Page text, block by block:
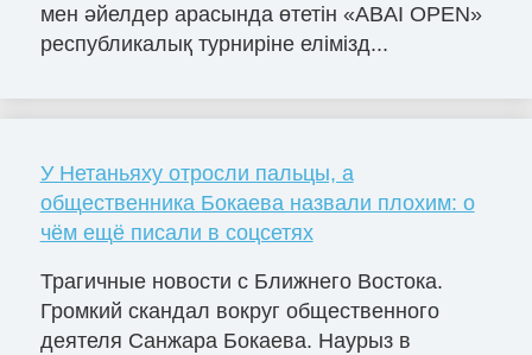
мен әйелдер арасында өтетін «ABAІ OPEN»
республикалық турниріне елімізд...
У Нетаньяху отросли пальцы, а
общественника Бокаева назвали плохим: о
чём ещё писали в соцсетях
Трагичные новости с Ближнего Востока.
Громкий скандал вокруг общественного
деятеля Санжара Бокаева. Наурыз в